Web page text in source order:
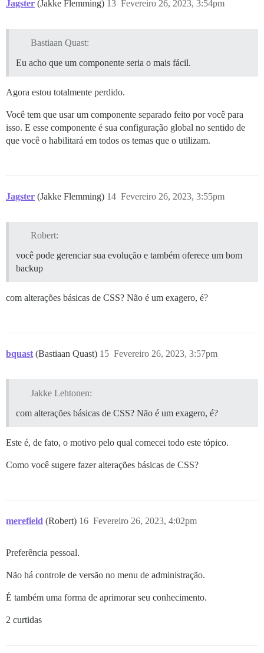
Jagster (Jakke Flemming) Fevereiro 26, 2023, 3:54pm
13
Bastiaan Quast:
Eu acho que um componente seria o mais fácil.
Agora estou totalmente perdido.
Você tem que usar um componente separado feito por você para
isso. E esse componente é sua configuração global no sentido de
que você o habilitará em todos os temas que o utilizam.
Jagster (Jakke Flemming) Fevereiro 26, 2023, 3:55pm
14
Robert:
você pode gerenciar sua evolução e também oferece um bom
backup
com alterações básicas de CSS? Não é um exagero, é?
bquast (Bastiaan Quast) Fevereiro 26, 2023, 3:57pm
15
Jakke Lehtonen:
com alterações básicas de CSS? Não é um exagero, é?
Este é, de fato, o motivo pelo qual comecei todo este tópico.
Como você sugere fazer alterações básicas de CSS?
merefield (Robert) Fevereiro 26, 2023, 4:02pm
16
Preferência pessoal.
Não há controle de versão no menu de administração.
É também uma forma de aprimorar seu conhecimento.
2 curtidas